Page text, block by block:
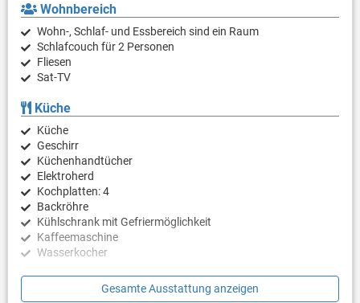
Wohnbereich
Wohn-, Schlaf- und Essbereich sind ein Raum
Schlafcouch für 2 Personen
Fliesen
Sat-TV
Küche
Küche
Geschirr
Küchenhandtücher
Elektroherd
Kochplatten: 4
Backröhre
Kühlschrank mit Gefriermöglichkeit
Kaffeemaschine
Wasserkocher
SchlafzimmerGesamte Ausstattung anzeigen